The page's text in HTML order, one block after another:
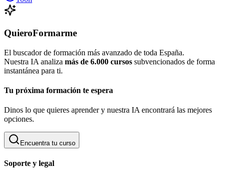
QuieroFormarme
El buscador de formación más avanzado de toda España.
Nuestra IA analiza más de 6.000 cursos subvencionados de forma
instantánea para ti.
Tu próxima formación te espera
Dinos lo que quieres aprender y nuestra IA encontrará las mejores
opciones.
Encuentra tu curso
Soporte y legal